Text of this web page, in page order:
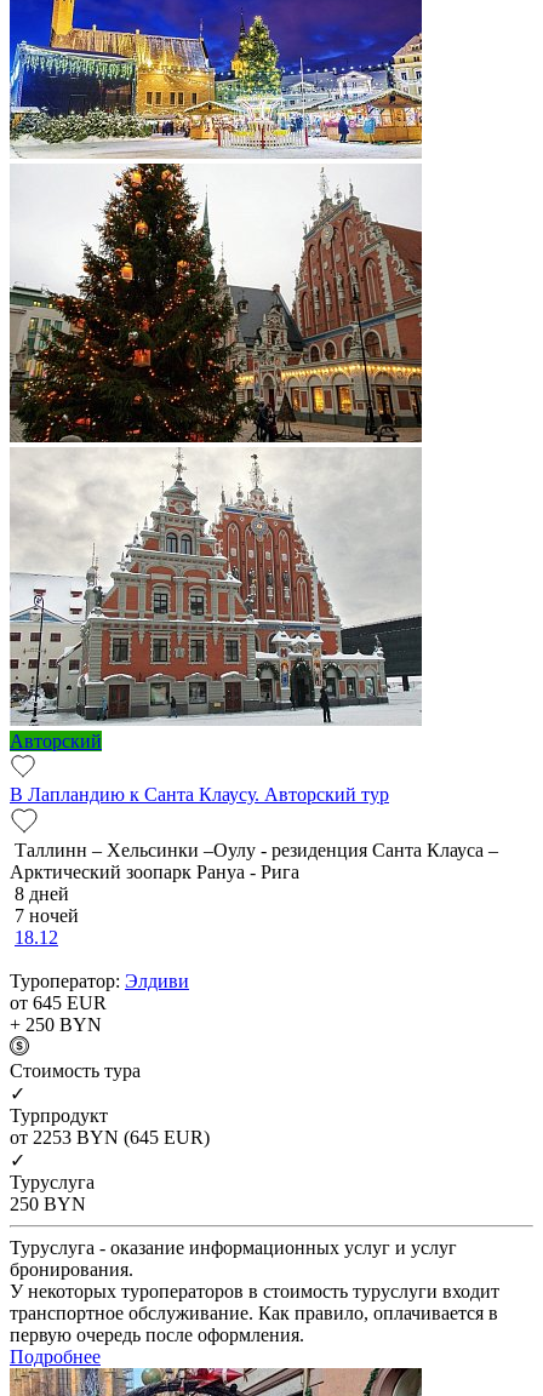
Авторский
В Лапландию к Санта Клаусу. Авторский тур
Таллинн – Хельсинки –Оулу - резиденция Санта Клауса –
Арктический зоопарк Рануа - Рига
8 дней
7 ночей
18.12
Туроператор: Элдиви
от 645 EUR
+ 250 BYN
Cтоимость тура
✓
Турпродукт
от 2253 BYN (645 EUR)
✓
Туруслуга
250 BYN
Туруслуга - оказание информационных услуг и услуг
бронирования.
У некоторых туроператоров в стоимость туруслуги входит
транспортное обслуживание. Как правило, оплачивается в
первую очередь после оформления.
Подробнее